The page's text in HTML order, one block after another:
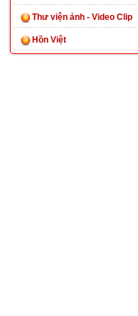
Thư viện ảnh - Video Clip
Hồn Việt